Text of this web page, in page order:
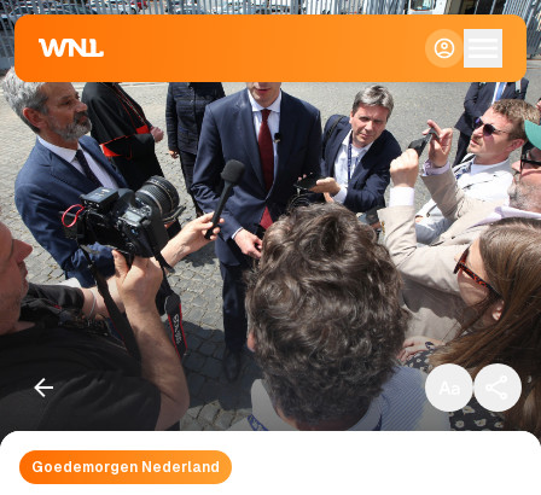
Klein
Standaard
Groot
Goedemorgen Nederland